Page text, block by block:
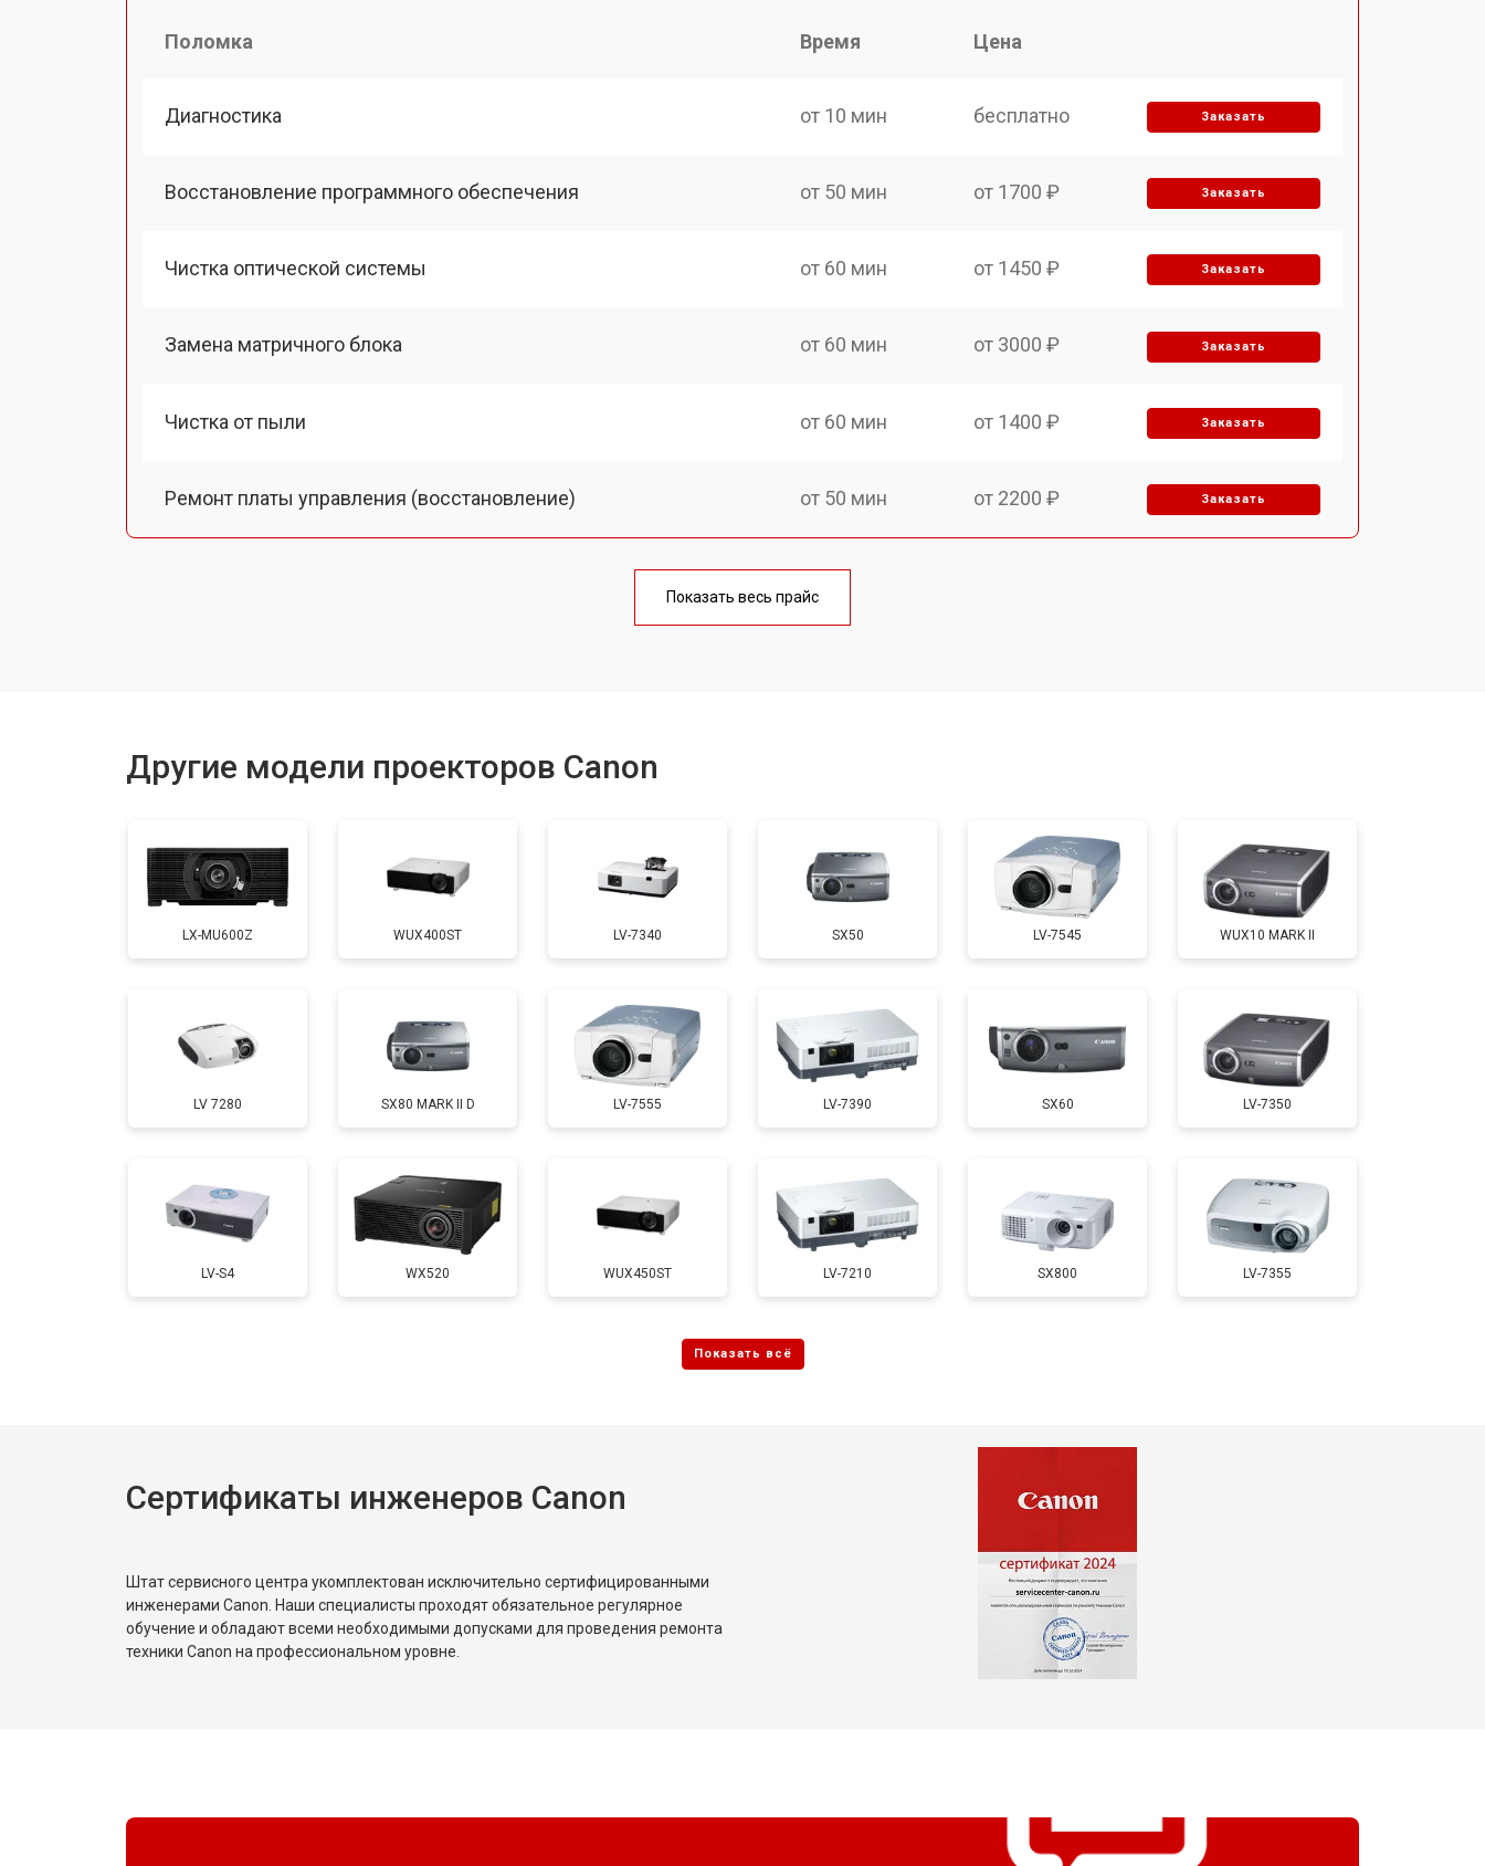
Поломка Время Цена
Диагностика от 10 мин бесплатно Заказать
Восстановление программного обеспечения от 50 мин от 1700 ₽ Заказать
Чистка оптической системы от 60 мин от 1450 ₽ Заказать
Замена матричного блока от 60 мин от 3000 ₽ Заказать
Чистка от пыли от 60 мин от 1400 ₽ Заказать
Ремонт платы управления (восстановление) от 50 мин от 2200 ₽ Заказать
от 60 мин
Ремонт блока питания от 70 мин от 2000 ₽ Заказать
Замена блока розжига от 50 мин от 1900 ₽ Заказать
Показать весь прайс
Другие модели проекторов Canon
LX-MU600Z WUX400ST LV-7340 SX50 LV-7545 WUX10 MARK II
LV 7280 SX80 MARK II D LV-7555 LV-7390 SX60 LV-7350
LV-S4 WX520 WUX450ST LV-7210 SX800 LV-7355
Сертификаты инженеров Canon
Штат сервисного центра укомплектован исключительно сертифицированными
инженерами Canon. Наши специалисты проходят обязательное регулярное
обучение и обладают всеми необходимыми допусками для проведения ремонта
техники Canon на профессиональном уровне.